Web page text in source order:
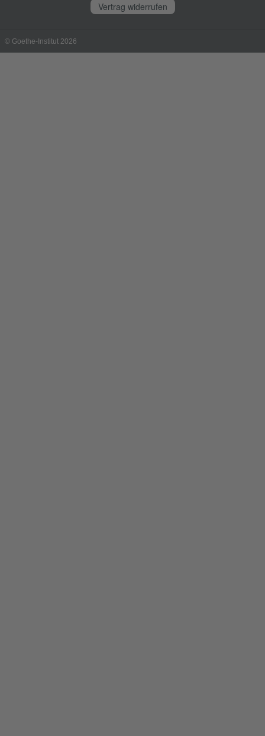
Vertrag widerrufen
© Goethe-Institut 2026